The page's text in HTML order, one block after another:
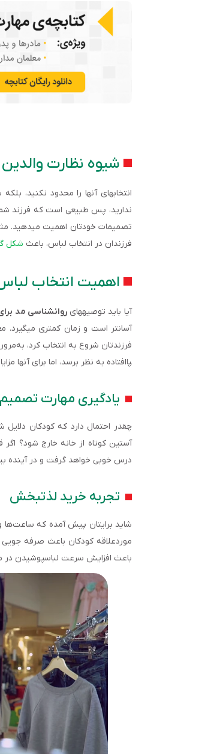
شیوه نظارت
انتخاب­های آن­ها را محدود نکنید،
ندارید، پس طبیعی است که فرزند
تصمیمات خودتان اهمیت می­دهید.
فرزندان در انتخاب لباس، باعث شکل
اهمیت انتخاب
آیا باید توصیه­های روانشناسی مد
فرزندتان شروع به انتخاب کرد،
پاافتاده به نظر برسد، اما برای آن­ها
یادگیری مهارت
چقدر احتمال دارد که کودکان دلایل
آستین کوتاه از خانه خارج شود؟
درس خوبی خواهد گرفت و در آینده
تجربه خرید لذت­بخش
شاید برای­تان پیش آمده که ساعت‌ها
مورد­علاقه کودکان باعث صرفه
باعث افزایش سرعت لباس­پوشیدن در